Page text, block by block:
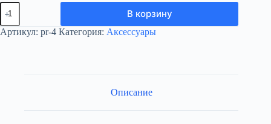
Количество
товара
Разветвитель
ПР-4
В корзину
Артикул: pr-4 Категория: Аксессуары
Описание